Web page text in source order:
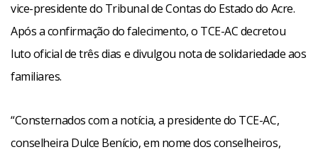
vice-presidente do Tribunal de Contas do Estado do Acre.
Após a confirmação do falecimento, o TCE-AC decretou
luto oficial de três dias e divulgou nota de solidariedade aos
familiares.
“Consternados com a notícia, a presidente do TCE-AC,
conselheira Dulce Benício, em nome dos conselheiros,